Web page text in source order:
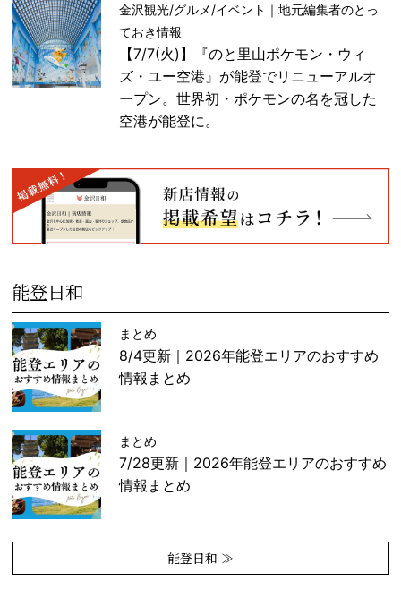
金沢観光/グルメ/イベント｜地元編集者のとっ
ておき情報
【7/7(火)】『のと里山ポケモン・ウィ
ズ・ユー空港』が能登でリニューアルオ
ープン。世界初・ポケモンの名を冠した
空港が能登に。
能登日和
まとめ
8/4更新｜2026年能登エリアのおすすめ
情報まとめ
まとめ
7/28更新｜2026年能登エリアのおすすめ
情報まとめ
能登日和 ≫